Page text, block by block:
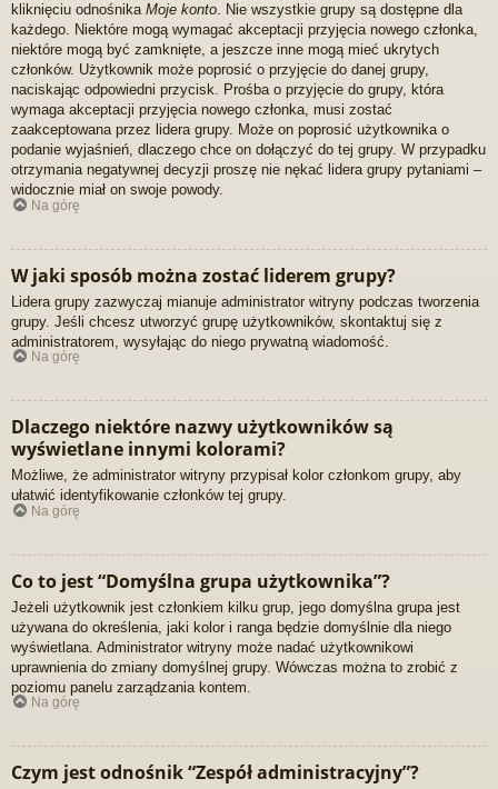
kliknięciu odnośnika Moje konto. Nie wszystkie grupy są dostępne dla
każdego. Niektóre mogą wymagać akceptacji przyjęcia nowego członka,
niektóre mogą być zamknięte, a jeszcze inne mogą mieć ukrytych
członków. Użytkownik może poprosić o przyjęcie do danej grupy,
naciskając odpowiedni przycisk. Prośba o przyjęcie do grupy, która
wymaga akceptacji przyjęcia nowego członka, musi zostać
zaakceptowana przez lidera grupy. Może on poprosić użytkownika o
podanie wyjaśnień, dlaczego chce on dołączyć do tej grupy. W przypadku
otrzymania negatywnej decyzji proszę nie nękać lidera grupy pytaniami –
widocznie miał on swoje powody.
Na górę
W jaki sposób można zostać liderem grupy?
Lidera grupy zazwyczaj mianuje administrator witryny podczas tworzenia
grupy. Jeśli chcesz utworzyć grupę użytkowników, skontaktuj się z
administratorem, wysyłając do niego prywatną wiadomość.
Na górę
Dlaczego niektóre nazwy użytkowników są
wyświetlane innymi kolorami?
Możliwe, że administrator witryny przypisał kolor członkom grupy, aby
ułatwić identyfikowanie członków tej grupy.
Na górę
Co to jest “Domyślna grupa użytkownika”?
Jeżeli użytkownik jest członkiem kilku grup, jego domyślna grupa jest
używana do określenia, jaki kolor i ranga będzie domyślnie dla niego
wyświetlana. Administrator witryny może nadać użytkownikowi
uprawnienia do zmiany domyślnej grupy. Wówczas można to zrobić z
poziomu panelu zarządzania kontem.
Na górę
Czym jest odnośnik “Zespół administracyjny”?